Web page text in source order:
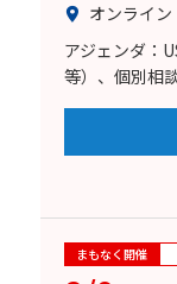
オンライン
アジェンダ：
等）、個別相
まもなく開催